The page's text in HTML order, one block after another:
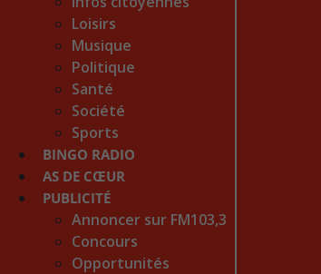
Loisirs
Musique
Politique
Santé
Société
Sports
BINGO RADIO
AS DE CŒUR
PUBLICITÉ
Annoncer sur FM103,3
Concours
Opportunités